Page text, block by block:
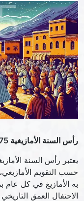
رأس السنة الأمازيغية 2975: احتفال بالتراث والثقافة في المغرب
حسب التقويم
به الأمازيغ في كل
الاحتفال العمق